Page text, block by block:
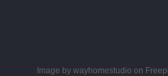
Image by wayhomestudio on